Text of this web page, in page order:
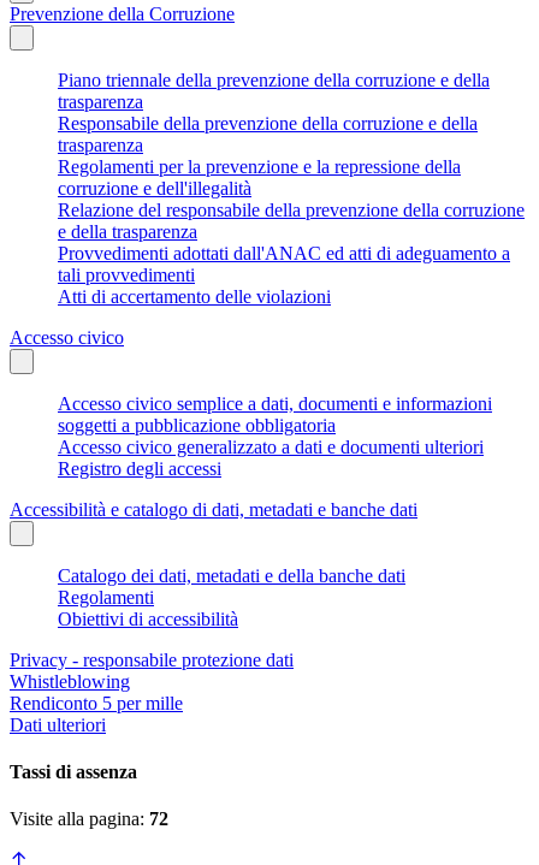
Prevenzione della Corruzione
Piano triennale della prevenzione della corruzione e della
trasparenza
Responsabile della prevenzione della corruzione e della
trasparenza
Regolamenti per la prevenzione e la repressione della
corruzione e dell'illegalità
Relazione del responsabile della prevenzione della corruzione
e della trasparenza
Provvedimenti adottati dall'ANAC ed atti di adeguamento a
tali provvedimenti
Atti di accertamento delle violazioni
Accesso civico
Accesso civico semplice a dati, documenti e informazioni
soggetti a pubblicazione obbligatoria
Accesso civico generalizzato a dati e documenti ulteriori
Registro degli accessi
Accessibilità e catalogo di dati, metadati e banche dati
Catalogo dei dati, metadati e della banche dati
Regolamenti
Obiettivi di accessibilità
Privacy - responsabile protezione dati
Whistleblowing
Rendiconto 5 per mille
Dati ulteriori
Tassi di assenza
Visite alla pagina: 72